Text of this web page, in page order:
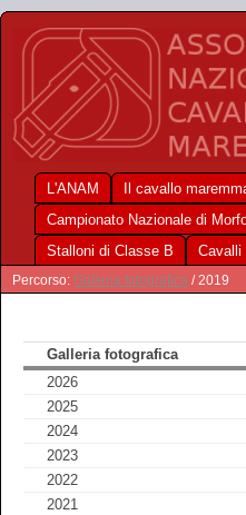
L'ANAM Il cavallo
Campionato Nazionale di
Stalloni di Classe B
Cavalli
Percorso: Galleria fotografica / 2019
Galleria fotografica
2026
2025
2024
2023
2022
2021